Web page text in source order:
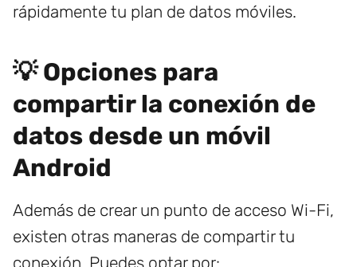
rápidamente tu plan de datos móviles.
💡 Opciones para
compartir la conexión de
datos desde un móvil
Android
Además de crear un punto de acceso Wi-Fi,
existen otras maneras de compartir tu
conexión. Puedes optar por: